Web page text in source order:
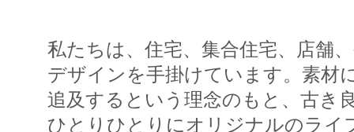
私たちは、住宅、集合住宅、店舗
デザインを手掛けています。 素材
追及するという理念のもと、古き
ひとりひとりにオリジナルのライ